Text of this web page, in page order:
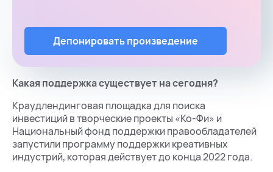
Депонировать произведение
Какая поддержка существует на сегодня?
Краудлендинговая площадка для поиска
инвестиций в творческие проекты «Ко-Фи» и
Национальный фонд поддержки правообладателей
запустили программу поддержки креативных
индустрий, которая действует до конца 2022 года.